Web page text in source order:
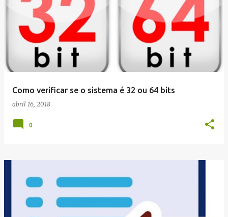
Como verificar se o sistema é 32 ou 64 bits
abril 16, 2018
0